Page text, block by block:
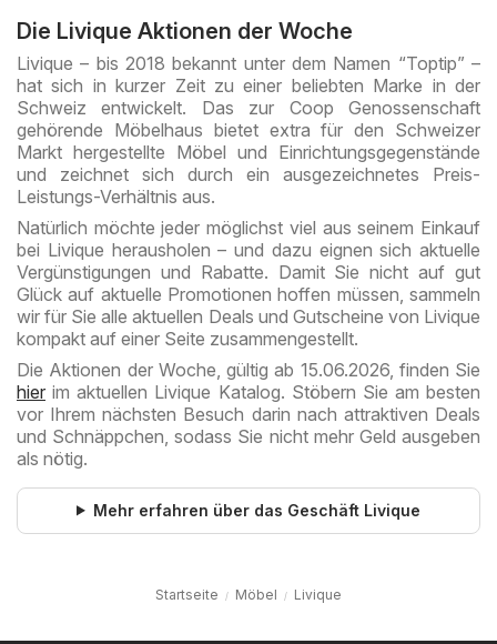
Die Livique Aktionen der Woche
Livique – bis 2018 bekannt unter dem Namen “Toptip” –
hat sich in kurzer Zeit zu einer beliebten Marke in der
Schweiz entwickelt. Das zur Coop Genossenschaft
gehörende Möbelhaus bietet extra für den Schweizer
Markt hergestellte Möbel und Einrichtungsgegenstände
und zeichnet sich durch ein ausgezeichnetes Preis-
Leistungs-Verhältnis aus.
Natürlich möchte jeder möglichst viel aus seinem Einkauf
bei Livique herausholen – und dazu eignen sich aktuelle
Vergünstigungen und Rabatte. Damit Sie nicht auf gut
Glück auf aktuelle Promotionen hoffen müssen, sammeln
wir für Sie alle aktuellen Deals und Gutscheine von Livique
kompakt auf einer Seite zusammengestellt.
Die Aktionen der Woche, gültig ab 15.06.2026, finden Sie
hier im aktuellen Livique Katalog. Stöbern Sie am besten
vor Ihrem nächsten Besuch darin nach attraktiven Deals
und Schnäppchen, sodass Sie nicht mehr Geld ausgeben
als nötig.
Mehr erfahren über das Geschäft Livique
Startseite Möbel Livique